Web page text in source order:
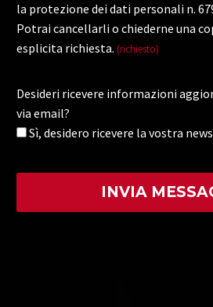
la protezione dei dati personali n.
Potrai cancellarli o chiederne una
esplicita richiesta. (richiesto)
Desideri ricevere informazioni
via email?
Sì, desidero ricevere la vostra